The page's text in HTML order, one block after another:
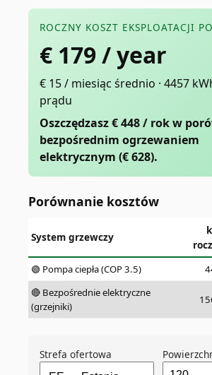
ROCZNY KOSZT EKSPLOATACJI
€ 179/ year
€ 15 / miesiąc średnio · 4457
prądu
Oszczędzasz € 448 / rok w
bezpośrednim ogrzewaniem
elektrycznym (€ 628).
Porównanie kosztów
System grzewczy
🟢 Pompa ciepła (COP 3.5)
🔴 Bezpośrednie elektryczne
(grzejniki)
Strefa ofertowa